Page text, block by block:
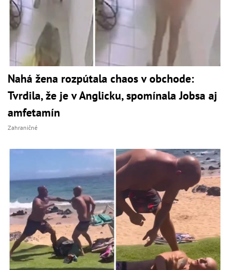
Nahá žena rozpútala chaos v obchode:
Tvrdila, že je v Anglicku, spomínala Jobsa aj
amfetamín
Zahraničné